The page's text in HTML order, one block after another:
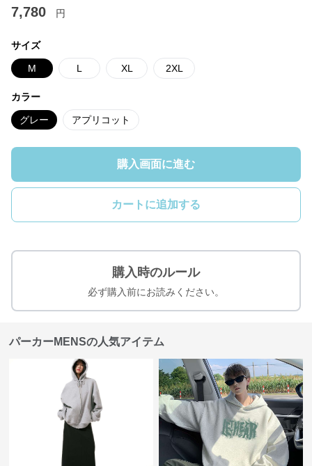
7,780 円
サイズ
M L XL 2XL
カラー
グレー アプリコット
購入画面に進む
カートに追加する
購入時のルール
必ず購入前にお読みください。
パーカーMENSの人気アイテム